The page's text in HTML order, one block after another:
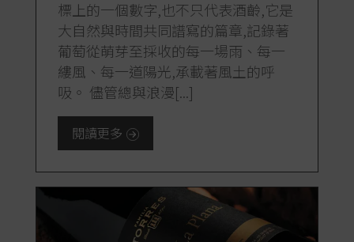
標上的一個數字,也不只代表酒齡,它是
大自然與時間共同譜寫的篇章,記錄著
葡萄從萌芽至採收的每一場雨、每一
縷風、每一道陽光,承載著風土的呼
吸。 儘管總與浪漫[...]
閱讀更多